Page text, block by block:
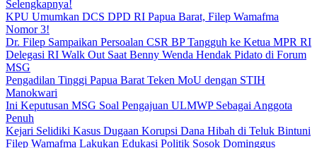
Selengkapnya!
KPU Umumkan DCS DPD RI Papua Barat, Filep Wamafma
Nomor 3!
Dr. Filep Sampaikan Persoalan CSR BP Tangguh ke Ketua MPR RI
Delegasi RI Walk Out Saat Benny Wenda Hendak Pidato di Forum
MSG
Pengadilan Tinggi Papua Barat Teken MoU dengan STIH
Manokwari
Ini Keputusan MSG Soal Pengajuan ULMWP Sebagai Anggota
Penuh
Kejari Selidiki Kasus Dugaan Korupsi Dana Hibah di Teluk Bintuni
Filep Wamafma Lakukan Edukasi Politik Sosok Dominggus